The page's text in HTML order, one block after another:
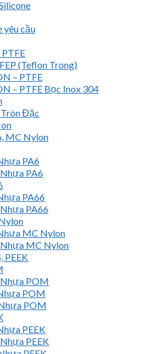
yêu cầu
(Teflon Trong)
– PTFE
– PTFE Bọc Inox 304
Đặc
MC Nylon
PA6
PA6
PA66
PA66
MC Nylon
MC Nylon
PEEK
POM
POM
POM
PEEK
PEEK